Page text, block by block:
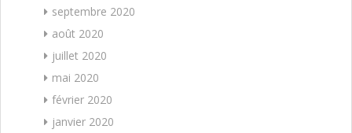
septembre 2020
août 2020
juillet 2020
mai 2020
février 2020
janvier 2020